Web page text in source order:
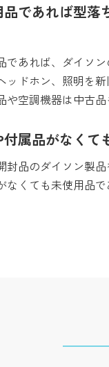
であれば型落
であれば、ダイソ
ッドホン、照明を
や空調機器は中古
属品がなくて
封品のダイソン製
なくても未使用品で